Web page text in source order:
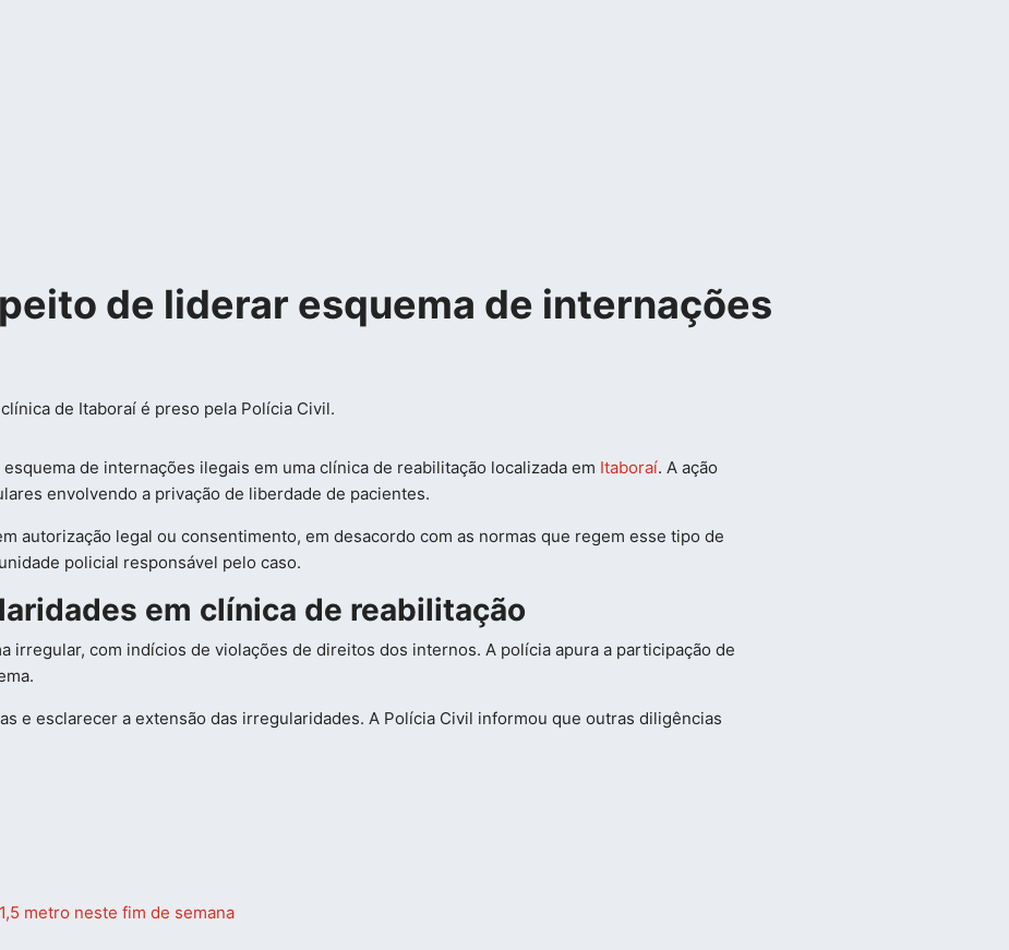
de liderar esquema de internações
de internações ilegais em uma clínica de reabilitação localizada em Itaboraí. A ação
envolvendo a privação de liberdade de pacientes.
autorização legal ou consentimento, em desacordo com as normas que regem esse tipo de
policial responsável pelo caso.
em clínica de reabilitação
irregular, com indícios de violações de direitos dos internos. A polícia apura a participação de
e esclarecer a extensão das irregularidades. A Polícia Civil informou que outras diligências